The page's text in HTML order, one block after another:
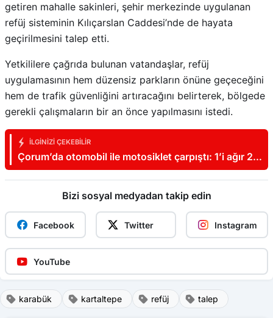
getiren mahalle sakinleri, şehir merkezinde uygulanan
refüj sisteminin Kılıçarslan Caddesi’nde de hayata
geçirilmesini talep etti.
Yetkililere çağrıda bulunan vatandaşlar, refüj
uygulamasının hem düzensiz parkların önüne geçeceğini
hem de trafik güvenliğini artıracağını belirterek, bölgede
gerekli çalışmaların bir an önce yapılmasını istedi.
İLGINIZI ÇEKEBILIR
Çorum’da otomobil ile motosiklet çarpıştı: 1’i ağır 2
yaralı
Bizi sosyal medyadan takip edin
Facebook Twitter Instagram
YouTube
karabük kartaltepe refüj talep